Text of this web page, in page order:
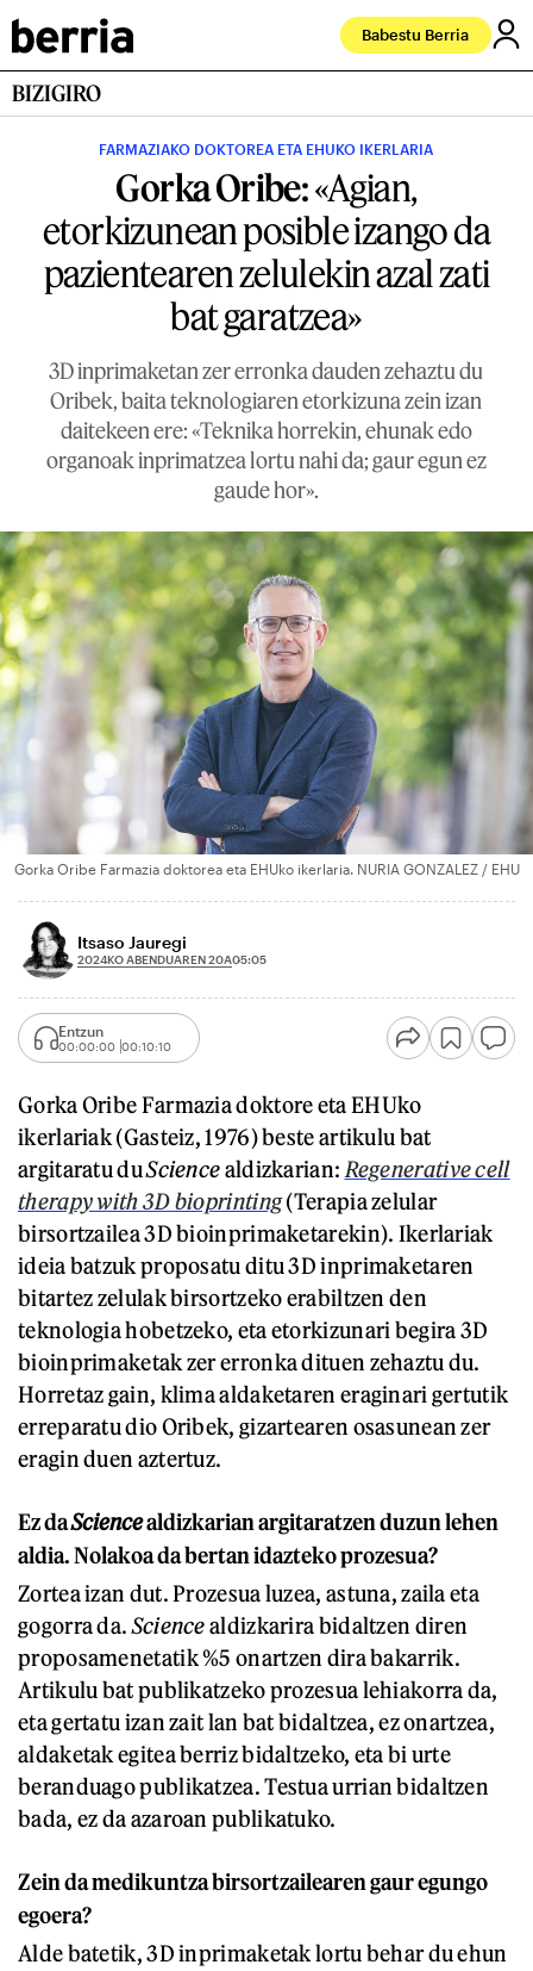
Babestu Berria
BIZIGIRO
FARMAZIAKO DOKTOREA ETA EHUKO IKERLARIA
Gorka Oribe:«Agian,
etorkizunean posible izango da
pazientearen zelulekin azal zati
bat garatzea»
3D inprimaketan zer erronka dauden zehaztu du
Oribek, baita teknologiaren etorkizuna zein izan
daitekeen ere: «Teknika horrekin, ehunak edo
organoak inprimatzea lortu nahi da; gaur egun ez
gaude hor».
Gorka Oribe Farmazia doktorea eta EHUko ikerlaria. NURIA GONZALEZ / EHU
Itsaso Jauregi
2024KO ABENDUAREN 20A05:05
Entzun
00:00:00 00:10:10
Gorka Oribe Farmazia doktore eta EHUko
ikerlariak (Gasteiz, 1976) beste artikulu bat
argitaratu duSciencealdizkarian: Regenerative cell
therapy with 3D bioprinting(Terapia zelular
birsortzailea 3D bioinprimaketarekin). Ikerlariak
ideia batzuk proposatu ditu 3D inprimaketaren
bitartez zelulak birsortzeko erabiltzen den
teknologia hobetzeko, eta etorkizunari begira 3D
bioinprimaketak zer erronka dituen zehaztu du.
Horretaz gain, klima aldaketaren eraginari gertutik
erreparatu dio Oribek, gizartearen osasunean zer
eragin duen aztertuz.
Ez daSciencealdizkarian argitaratzen duzun lehen
aldia. Nolakoa da bertan idazteko prozesua?
Zortea izan dut. Prozesua luzea, astuna, zaila eta
gogorra da.Sciencealdizkarira bidaltzen diren
proposamenetatik %5 onartzen dira bakarrik.
Artikulu bat publikatzeko prozesua lehiakorra da,
eta gertatu izan zait lan bat bidaltzea, ez onartzea,
aldaketak egitea berriz bidaltzeko, eta bi urte
beranduago publikatzea. Testua urrian bidaltzen
bada, ez da azaroan publikatuko.
Zein da medikuntza birsortzailearen gaur egungo
egoera?
Alde batetik, 3D inprimaketak lortu behar du ehun